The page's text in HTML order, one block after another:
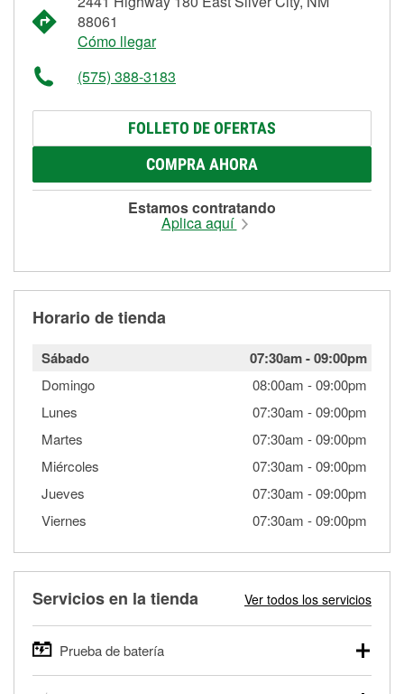
88061
Cómo llegar
(575) 388-3183
FOLLETO DE OFERTAS
COMPRA AHORA
Estamos contratando
Aplica aquí
Horario de tienda
Sábado 07:30am-09:00pm
Domingo 08:00am -09:00pm
Lunes
07:30am -09:00pm
Martes
07:30am -09:00pm
Miércoles
07:30am -09:00pm
Jueves
07:30am -09:00pm
Viernes
07:30am -09:00pm
Servicios en la tienda Ver todos los servicios
Prueba de batería